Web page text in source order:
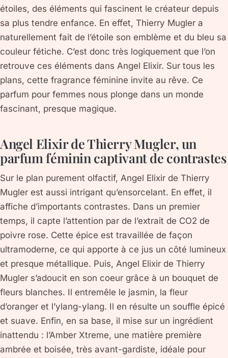
étoiles, des éléments qui fascinent le créateur depuis
sa plus tendre enfance. En effet, Thierry Mugler a
naturellement fait de l’étoile son emblème et du bleu sa
couleur fétiche. C’est donc très logiquement que l’on
retrouve ces éléments dans Angel Elixir. Sur tous les
plans, cette fragrance féminine invite au rêve. Ce
parfum pour femmes nous plonge dans un monde
fascinant, presque magique.
Angel Elixir de Thierry Mugler, un
parfum féminin captivant de contrastes
Sur le plan purement olfactif, Angel Elixir de Thierry
Mugler est aussi intrigant qu’ensorcelant. En effet, il
affiche d’importants contrastes. Dans un premier
temps, il capte l’attention par de l’extrait de CO2 de
poivre rose. Cette épice est travaillée de façon
ultramoderne, ce qui apporte à ce jus un côté lumineux
et presque métallique. Puis, Angel Elixir de Thierry
Mugler s’adoucit en son coeur grâce à un bouquet de
fleurs blanches. Il entremêle le jasmin, la fleur
d’oranger et l’ylang-ylang. Il en résulte un souffle épicé
et suave. Enfin, en sa base, il mise sur un ingrédient
inattendu : l’Amber Xtreme, une matière première
ambrée et boisée, très avant-gardiste, idéale pour